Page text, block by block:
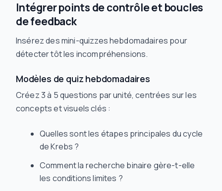
Intégrer points de contrôle et boucles
de feedback
Insérez des mini-quizzes hebdomadaires pour
détecter tôt les incompréhensions.
Modèles de quiz hebdomadaires
Créez 3 à 5 questions par unité, centrées sur les
concepts et visuels clés :
Quelles sont les étapes principales du cycle
de Krebs ?
Comment la recherche binaire gère-t-elle
les conditions limites ?